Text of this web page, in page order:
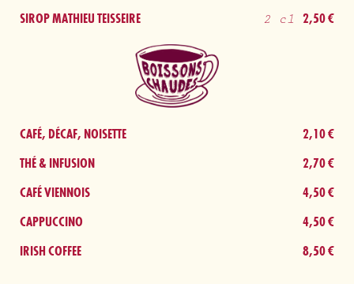
SIROP MATHIEU TEISSEIRE 2 cl 2,50 €
Boissons chauds
CAFÉ, DÉCAF, NOISETTE
2,10 €
THÉ & INFUSION
2,70 €
CAFÉ VIENNOIS
4,50 €
CAPPUCCINO
4,50 €
IRISH COFFEE
8,50 €